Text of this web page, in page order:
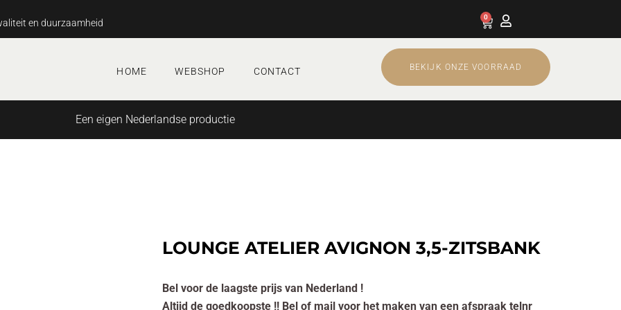
en duurzaamheid
0
Cart
HOME WEBSHOP CONTACT BEKIJK ONZE VOORRAAD
Een eigen Nederlandse productie
LOUNGE ATELIER AVIGNON 3,5-ZITSBANK
Bel voor de laagste prijs van Nederland !
Altijd de goedkoopste !! Bel of mail voor het maken van een afspraak telnr